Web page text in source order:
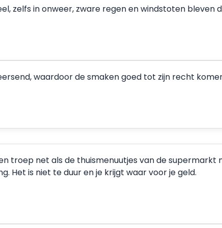
zelfs in onweer, zware regen en windstoten
waardoor de smaken goed tot zijn recht
troep net als de thuismenuutjes van de
Het is niet te duur en je krijgt waar voor je geld.